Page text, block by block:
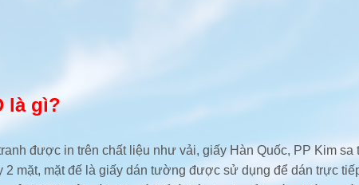
là gì?
được in trên chất liệu như vải, giấy Hàn Quốc, PP Kim
mặt, mặt đế là giấy dán tường được sử dụng để dán trực